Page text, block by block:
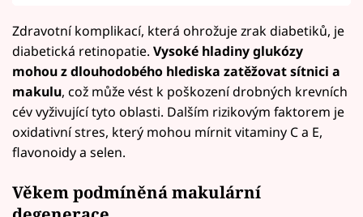
Zdravotní komplikací, která ohrožuje zrak diabetiků, je
diabetická retinopatie. Vysoké hladiny glukózy
mohou z dlouhodobého hlediska zatěžovat sítnici a
makulu, což může vést k poškození drobných krevních
cév vyživující tyto oblasti. Dalším rizikovým faktorem je
oxidativní stres, který mohou mírnit vitaminy C a E,
flavonoidy a selen.
Věkem podmíněná makulární